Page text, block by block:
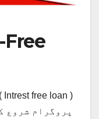
Free
پروگرام شروع